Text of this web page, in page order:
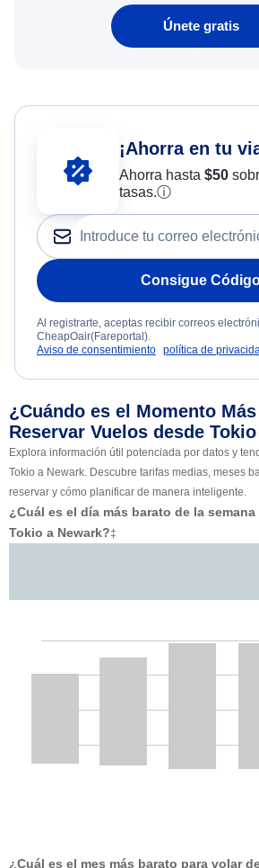
Únete gratis
¡Ahorra en tu
Ahorra hasta $50
tasas.ⓘ
Consigue
Al registrarte, aceptas recibir correos
CheapOair(Fareportal).
Aviso de consentimiento política de
¿Cuándo es el Momento
Reservar Vuelos desde
Explora información útil potenciada por datos y
Tokio a Newark. Descubre tarifas medias, meses
reservar y cómo planificar de manera inteligente.
¿Cuál es el día más barato de la
Tokio a Newark?‡
¿Cuál es el mes más barato para volar